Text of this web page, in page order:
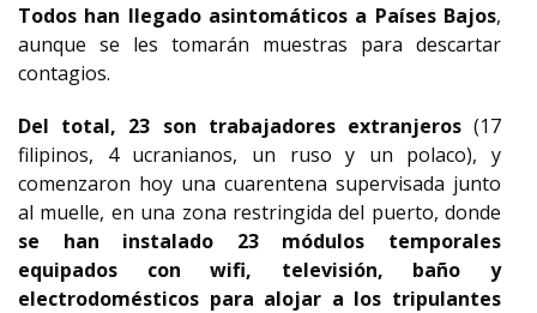
Todos han llegado asintomáticos a Países Bajos,
aunque se les tomarán muestras para descartar
contagios.
Del total, 23 son trabajadores extranjeros(17
filipinos, 4 ucranianos, un ruso y un polaco), y
comenzaron hoy una cuarentena supervisada junto
al muelle, en una zona restringida del puerto, donde
se han instalado 23 módulos temporales
equipados con wifi, televisión, baño y
electrodomésticos para alojar a los tripulantes